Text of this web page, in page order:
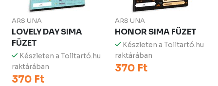
ARS UNA
LOVELY DAY SIMA
FÜZET
Készleten a Tolltartó.hu
raktárában
370 Ft
ARS UNA
HONOR SIMA FÜZET
Készleten a Tolltartó.hu
raktárában
370 Ft